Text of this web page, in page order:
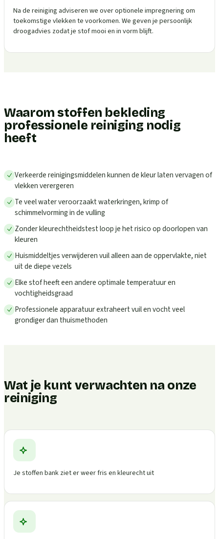
Na de reiniging adviseren we over optionele impregnering om
toekomstige vlekken te voorkomen. We geven je persoonlijk
droogadvies zodat je stof mooi en in vorm blijft.
Waarom stoffen bekleding
professionele reiniging nodig
heeft
Verkeerde reinigingsmiddelen kunnen de kleur laten vervagen of
vlekken verergeren
Te veel water veroorzaakt waterkringen, krimp of
schimmelvorming in de vulling
Zonder kleurechtheidstest loop je het risico op doorlopen van
kleuren
Huismiddeltjes verwijderen vuil alleen aan de oppervlakte, niet
uit de diepe vezels
Elke stof heeft een andere optimale temperatuur en
vochtigheidsgraad
Professionele apparatuur extraheert vuil en vocht veel
grondiger dan thuismethoden
Wat je kunt verwachten na onze
reiniging
Je stoffen bank ziet er weer fris en kleurecht uit